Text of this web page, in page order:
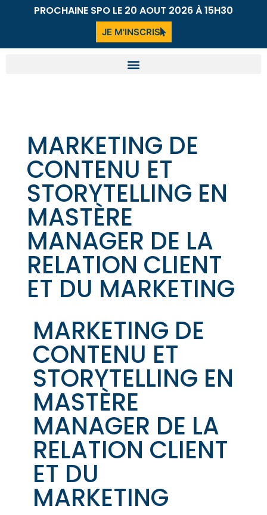
PROCHAINE SPO LE 20 AOUT 2026 À 15H30
JE M'INSCRIS
MARKETING DE
CONTENU ET
STORYTELLING EN
MASTÈRE
MANAGER DE LA
RELATION CLIENT
ET DU MARKETING
MARKETING DE
CONTENU ET
STORYTELLING EN
MASTÈRE
MANAGER DE LA
RELATION CLIENT
ET DU
MARKETING